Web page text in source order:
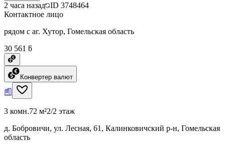
2 часа назад ID 3748464
Контактное лицо
рядом с аг. Хутор, Гомельская область
30 561 ƃ
Конвертер валют
3 комн.72 м²2/2 этаж
д. Бобровичи, ул. Лесная, 61, Калинковичский р-н, Гомельская
область